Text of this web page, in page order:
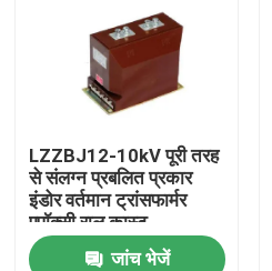
हमारे बारे में
कारखाना भ्रमण
गुणवत्ता नियंत्रण
LZZBJ12-10kV पूरी तरह
से संलग्न प्रबलित प्रकार
इंडोर वर्तमान ट्रांसफार्मर
एपॉक्सी राल कास्ट
जांच भेजें